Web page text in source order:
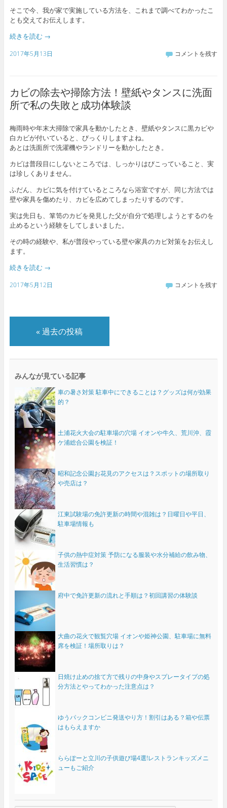
そこで今、我が家で実施している方法を、これまで調べてわかったこ
とも交えてお伝えします。
続きを読む →
2017年5月13日 コメントを残す
カビの除去や掃除方法！壁紙やタンスに洗面
所で私の失敗と成功体験談
梅雨時や年末大掃除で家具を動かしたとき、壁紙やタンスに黒カビや
白カビが付いていると、びっくりしますよね。
あとは洗面所で洗濯機やランドリーを動かしたとき。
カビは普段目にしないところでは、しっかりはびこっていること、実
は珍しくありません。
ふだん、カビに気を付けているところなら浴室ですが、同じ方法では
壁や家具を傷めたり、カビを広めてしまったりするのです。
実は先日も、箪笥のカビを発見した父が自分で処理しようとするのを
止めるという経験をしてしまいました。
その時の経験や、私が普段やっている壁や家具のカビ対策をお伝えし
ます。
続きを読む →
2017年5月12日 コメントを残す
« 過去の投稿
みんなが見ている記事
車の暑さ対策 駐車中にできることは？グッズは何が効果
的？
土浦花火大会の駐車場の穴場 イオンや牛久、荒川沖、霞
ケ浦総合公園を検証！
昭和記念公園お花見のアクセスは？スポットの場所取り
や売店は？
江東試験場の免許更新の時間や混雑は？日曜日や平日、
駐車場情報も
子供の熱中症対策 予防になる服装や水分補給の飲み物、
生活習慣は？
府中で免許更新の流れと手順は？初回講習の体験談
大曲の花火で観覧穴場 イオンや姫神公園、駐車場に無料
席を検証！場所取りは？
日焼け止めの捨て方で残りの中身やスプレータイプの処
分方法とやってわかった注意点は？
ゆうパックコンビニ発送やり方！割引はある？箱や伝票
はもらえますか
ららぽーと立川の子供遊び場4選!レストランキッズメニ
ューもご紹介